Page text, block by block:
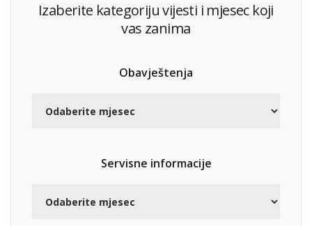
Izaberite kategoriju vijesti i mjesec koji
vas zanima
Obavještenja
Servisne informacije